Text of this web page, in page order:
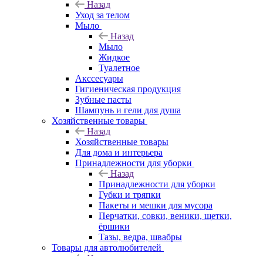
Назад
Уход за телом
Мыло
Назад
Мыло
Жидкое
Туалетное
Акссесуары
Гигиеническая продукция
Зубные пасты
Шампунь и гели для душа
Хозяйственные товары
Назад
Хозяйственные товары
Для дома и интерьера
Принадлежности для уборки
Назад
Принадлежности для уборки
Губки и тряпки
Пакеты и мешки для мусора
Перчатки, совки, веники, щетки,
ёршики
Тазы, ведра, швабры
Товары для автолюбителей